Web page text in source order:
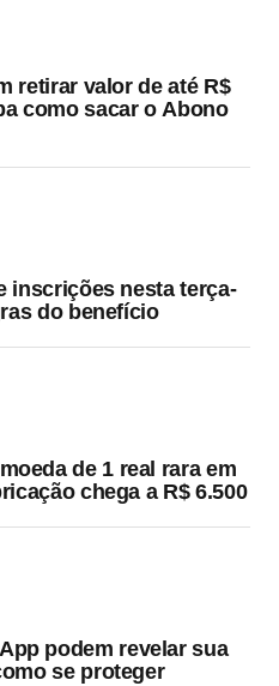
retirar valor de até R$
como sacar o Abono
inscrições nesta terça-
do benefício
de 1 real rara em
chega a R$ 6.500
podem revelar sua
se proteger